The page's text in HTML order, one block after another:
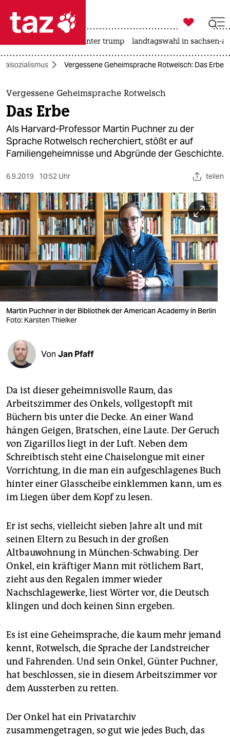
 taz zahl ich
taz zahl ich
themen
politik
öko
gesellschaft
sport
berlin
nord
wahrheit
verlag
verlag
veranstaltungen
shop
unterstützen
abo
genossenschaft
epaper login

taz zahl ich
usa unter trump landtagswahl in sachsen-
Vergessene Geheimsprache Rotwelsch: Das Erbe
Vergessene Geheimsprache Rotwelsch
Das Erbe
Als Harvard-Professor Martin Puchner zu der
Sprache Rotwelsch recherchiert, stößt er auf
Familiengeheimnisse und Abgründe der Geschichte.
6.9.2019 10:52 Uhr teilen
Martin Puchner in der Bibliothek der American Academy in Berlin
Foto: Karsten Thielker
Von Jan Pfaff
Da ist dieser geheimnisvolle Raum, das
Arbeitszimmer des Onkels, ­vollgestopft mit
Büchern bis unter die Decke. An einer Wand
hängen Geigen, Bratschen, eine Laute. Der Geruch
von Zigarillos liegt in der Luft. Neben dem
Schreibtisch steht eine Chaiselongue mit einer
Vorrichtung, in die man ein aufgeschlagenes Buch
hinter einer Glasscheibe einklemmen kann, um es
im Liegen über dem Kopf zu lesen.
Er ist sechs, vielleicht sieben Jahre alt und mit
seinen Eltern zu Besuch in der großen
Altbauwohnung in München-Schwabing. Der
Onkel, ein kräftiger Mann mit rötlichem Bart,
zieht aus den Regalen immer wieder
Nachschlagewerke, liest Wörter vor, die Deutsch
klingen und doch keinen Sinn ergeben.
Es ist eine Geheimsprache, die kaum mehr jemand
kennt, Rotwelsch, die Sprache der Landstreicher
und Fahrenden. Und sein Onkel, Günter Puchner,
hat beschlossen, sie in diesem Arbeitszimmer vor
dem Aussterben zu retten.
Der Onkel hat ein Privatarchiv
zusammengetragen, so gut wie jedes Buch, das